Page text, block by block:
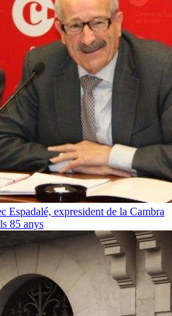
Espadalé, expresident de la Cambra
85 anys